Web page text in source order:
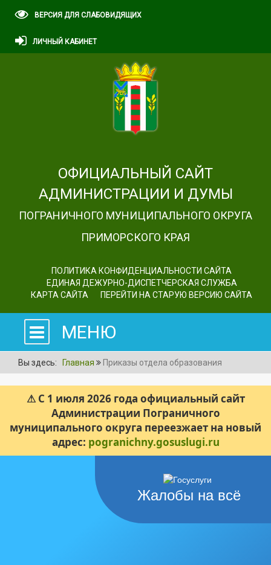
ВЕРСИЯ ДЛЯ СЛАБОВИДЯЩИХ
ЛИЧНЫЙ КАБИНЕТ
ОФИЦИАЛЬНЫЙ САЙТ
АДМИНИСТРАЦИИ И ДУМЫ
ПОГРАНИЧНОГО МУНИЦИПАЛЬНОГО ОКРУГА
ПРИМОРСКОГО КРАЯ
ПОЛИТИКА КОНФИДЕНЦИАЛЬНОСТИ САЙТА
ЕДИНАЯ ДЕЖУРНО-ДИСПЕТЧЕРСКАЯ СЛУЖБА
КАРТА САЙТА
ПЕРЕЙТИ НА СТАРУЮ ВЕРСИЮ САЙТА
МЕНЮ
Вы здесь: Главная Приказы отдела образования
⚠ С 1 июля 2026 года официальный сайт
Администрации Пограничного
муниципального округа переезжает на новый
адрес: pogranichny.gosuslugi.ru
Жалобы на всё